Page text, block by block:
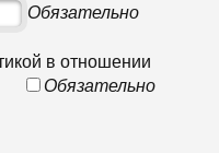
Обязательно
в отношении
Обязательно